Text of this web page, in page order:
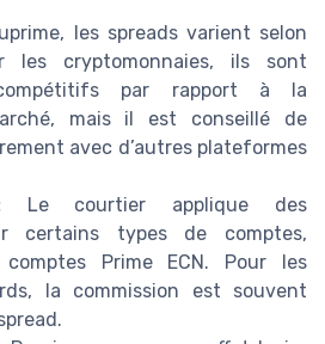
les spreads varient selon
les cryptomonnaies, ils sont
compétitifs par rapport à la
mais il est conseillé de
avec d’autres plateformes
Le courtier applique des
certains types de comptes,
Prime ECN. Pour les
la commission est souvent